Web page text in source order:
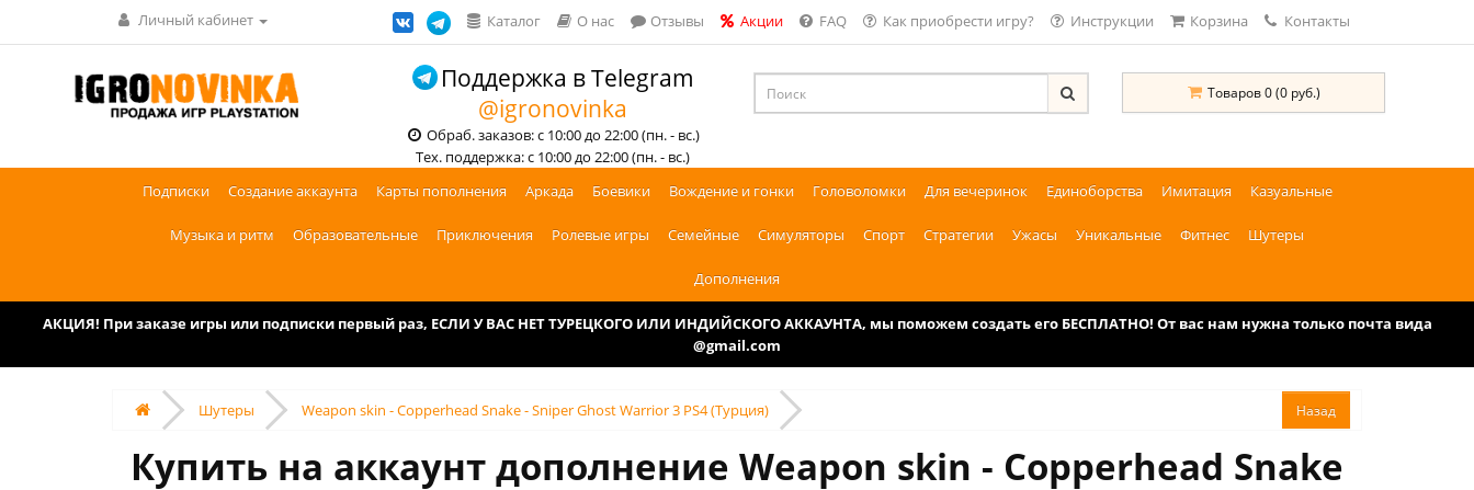
Личный кабинет Каталог О нас Отзывы Акции FAQ Как приобрести игру? Инструкции Корзина Контакты
Поддержка в Telegram
@igronovinka
Обраб. заказов: с 10:00 до 22:00 (пн. - вс.)
Тех. поддержка: с 10:00 до 22:00 (пн. - вс.)
Товаров 0 (0 руб.)
Подписки Создание аккаунта Карты пополнения Аркада Боевики Вождение и гонки Головоломки Для вечеринок Единоборства Имитация Казуальные
Музыка и ритм Образовательные Приключения Ролевые игры Семейные Симуляторы Спорт Стратегии Ужасы Уникальные Фитнес Шутеры
Дополнения
АКЦИЯ! При заказе игры или подписки первый раз, ЕСЛИ У ВАС НЕТ ТУРЕЦКОГО ИЛИ ИНДИЙСКОГО АККАУНТА, мы поможем создать его БЕСПЛАТНО! От вас нам нужна только почта вида
@gmail.com
Шутеры Weapon skin - Copperhead Snake - Sniper Ghost Warrior 3 PS4 (Турция)
Купить на аккаунт дополнение Weapon skin - Copperhead Snake